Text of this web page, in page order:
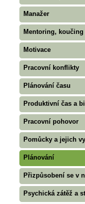
Manažer
Mentoring, koučing
Motivace
Pracovní konflikty
Plánování času
Produktivní čas a
Pracovní pohovor
Pomůcky a jejich
Plánování
Přizpůsobení se v
Psychická zátěž a